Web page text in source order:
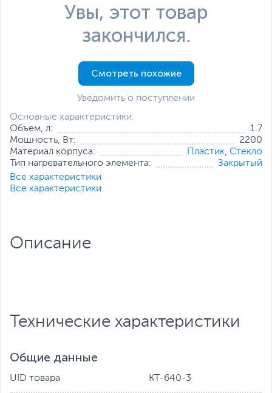
Основные характеристики:
Объем, л:
1.7
Мощность, Вт:
2200
Материал корпуса:
Пластик, Стекло
Тип нагревательного элемента:
Закрытый
Все характеристики
Все характеристики
Увы, этот товар
закончился.
Смотреть похожие
Уведомить о поступлении
Описание
Технические характеристики
Общие данные
UID товара KT-640-3